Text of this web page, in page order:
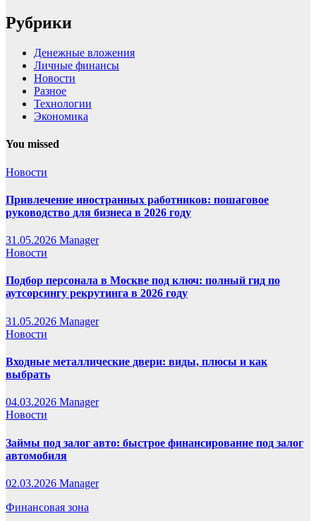
Рубрики
Денежные вложения
Личные финансы
Новости
Разное
Технологии
Экономика
You missed
Новости
Привлечение иностранных работников: пошаговое
руководство для бизнеса в 2026 году
31.05.2026 Manager
Новости
Подбор персонала в Москве под ключ: полный гид по
аутсорсингу рекрутинга в 2026 году
31.05.2026 Manager
Новости
Входные металлические двери: виды, плюсы и как
выбрать
04.03.2026 Manager
Новости
Займы под залог авто: быстрое финансирование под залог
автомобиля
02.03.2026 Manager
Финансовая зона